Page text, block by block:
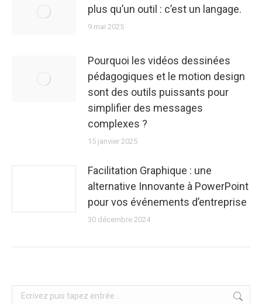
plus qu’un outil : c’est un langage.
9 mai 2025
Pourquoi les vidéos dessinées
pédagogiques et le motion design
sont des outils puissants pour
simplifier des messages
complexes ?
15 janvier 2025
Facilitation Graphique : une
alternative Innovante à PowerPoint
pour vos événements d’entreprise
30 décembre 2024
Search: